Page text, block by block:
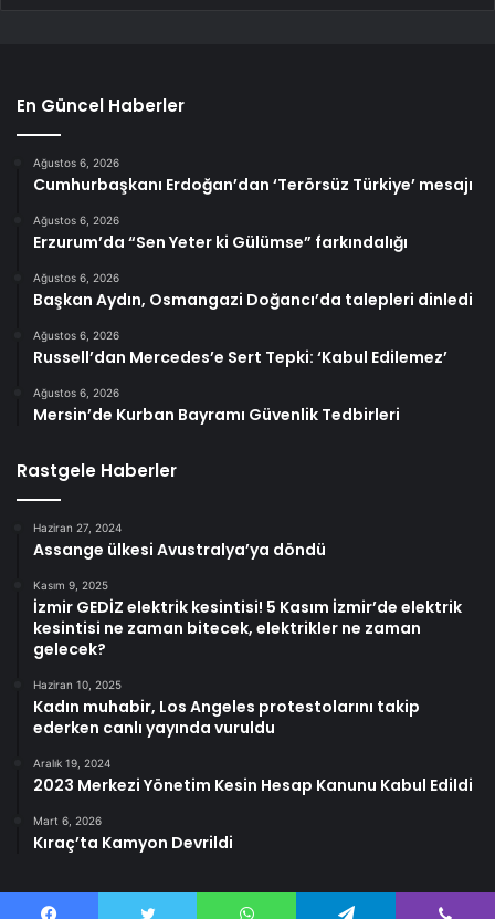
En Güncel Haberler
Ağustos 6, 2026
Cumhurbaşkanı Erdoğan’dan ‘Terörsüz Türkiye’ mesajı
Ağustos 6, 2026
Erzurum’da “Sen Yeter ki Gülümse” farkındalığı
Ağustos 6, 2026
Başkan Aydın, Osmangazi Doğancı’da talepleri dinledi
Ağustos 6, 2026
Russell’dan Mercedes’e Sert Tepki: ‘Kabul Edilemez’
Ağustos 6, 2026
Mersin’de Kurban Bayramı Güvenlik Tedbirleri
Rastgele Haberler
Haziran 27, 2024
Assange ülkesi Avustralya’ya döndü
Kasım 9, 2025
İzmir GEDİZ elektrik kesintisi! 5 Kasım İzmir’de elektrik
kesintisi ne zaman bitecek, elektrikler ne zaman
gelecek?
Haziran 10, 2025
Kadın muhabir, Los Angeles protestolarını takip
ederken canlı yayında vuruldu
Aralık 19, 2024
2023 Merkezi Yönetim Kesin Hesap Kanunu Kabul Edildi
Mart 6, 2026
Kıraç’ta Kamyon Devrildi